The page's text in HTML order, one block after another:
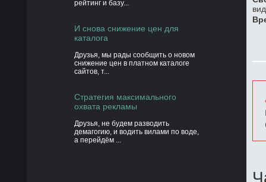
рейтинг и базу...
И снова снижение цен для
каталога
Друзья, мы рады сообщить о новом
снижение цен в платном каталоге
сайтов, т...
Стратегия максимального
охвата рекламы
Друзья, не будем разводить
демагогию, и водить вилами по воде,
а перейдём ...